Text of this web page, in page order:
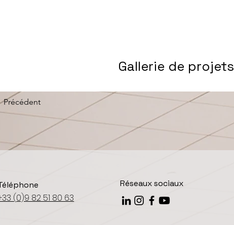
Gallerie de projets
Précédent
(0)9 82 51 80 63
Réseaux sociaux